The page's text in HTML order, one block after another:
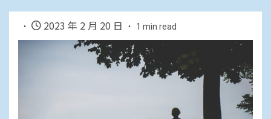
2023 年 2 月 20 日 1 min read